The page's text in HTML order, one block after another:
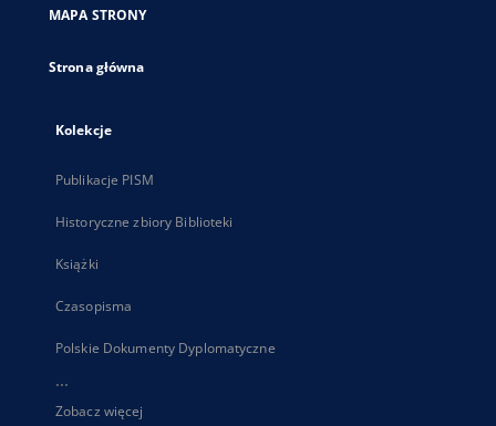
karcie
MAPA STRONY
Strona główna
Kolekcje
Publikacje PISM
Historyczne zbiory Biblioteki
Książki
Czasopisma
Polskie Dokumenty Dyplomatyczne
...
Zobacz więcej